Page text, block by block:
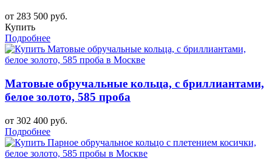
от 283 500 руб.
Купить
Подробнее
Матовые обручальные кольца, с бриллиантами,
белое золото, 585 проба
от 302 400 руб.
Подробнее